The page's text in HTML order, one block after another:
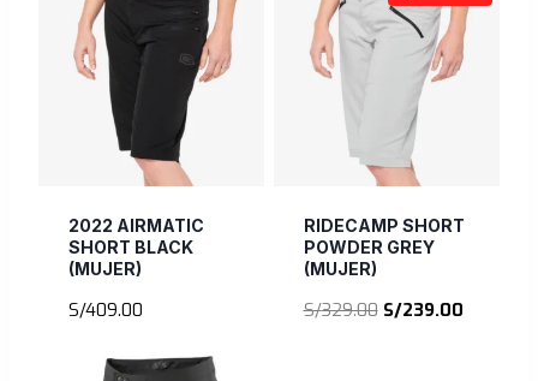
2022 AIRMATIC
SHORT BLACK
(MUJER)
S/409.00
RIDECAMP SHORT
POWDER GREY
(MUJER)
S/329.00 El
S/239.00El